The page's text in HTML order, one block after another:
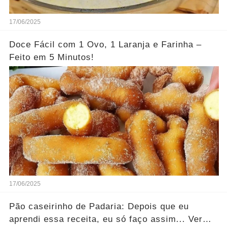
17/06/2025
Doce Fácil com 1 Ovo, 1 Laranja e Farinha –
Feito em 5 Minutos!
17/06/2025
Pão caseirinho de Padaria: Depois que eu
aprendi essa receita, eu só faço assim... Ver